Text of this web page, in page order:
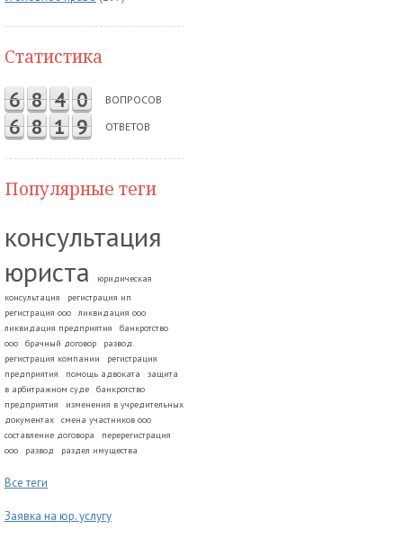
Статистика
6 8 4 0 ВОПРОСОВ
6 8 1 9 ОТВЕТОВ
Популярные теги
консультация
юриста
юридическая
консультация
регистрация ип
регистрация ооо
ликвидация ооо
ликвидация предприятия
банкротство
ооо
брачный договор
развод.
регистрация компании
регистрация
предприятия
помощь адвоката
защита
в арбитражном суде
банкротство
предприятия
изменения в учредительных
документах
смена участников ооо
составление договора
перерегистрация
ооо
развод раздел имущества
Все теги
Заявка на юр. услугу